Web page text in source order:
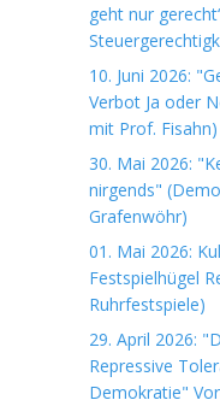
geht nur
10. Juni 2026:
Verbot Ja oder
mit Prof. Fisahn)
30. Mai 2026:
nirgends"
Grafenwöhr)
01. Mai 2026:
Festspielhügel
Ruhrfestspiele)
29. April 2026:
Repressive
Demokratie"